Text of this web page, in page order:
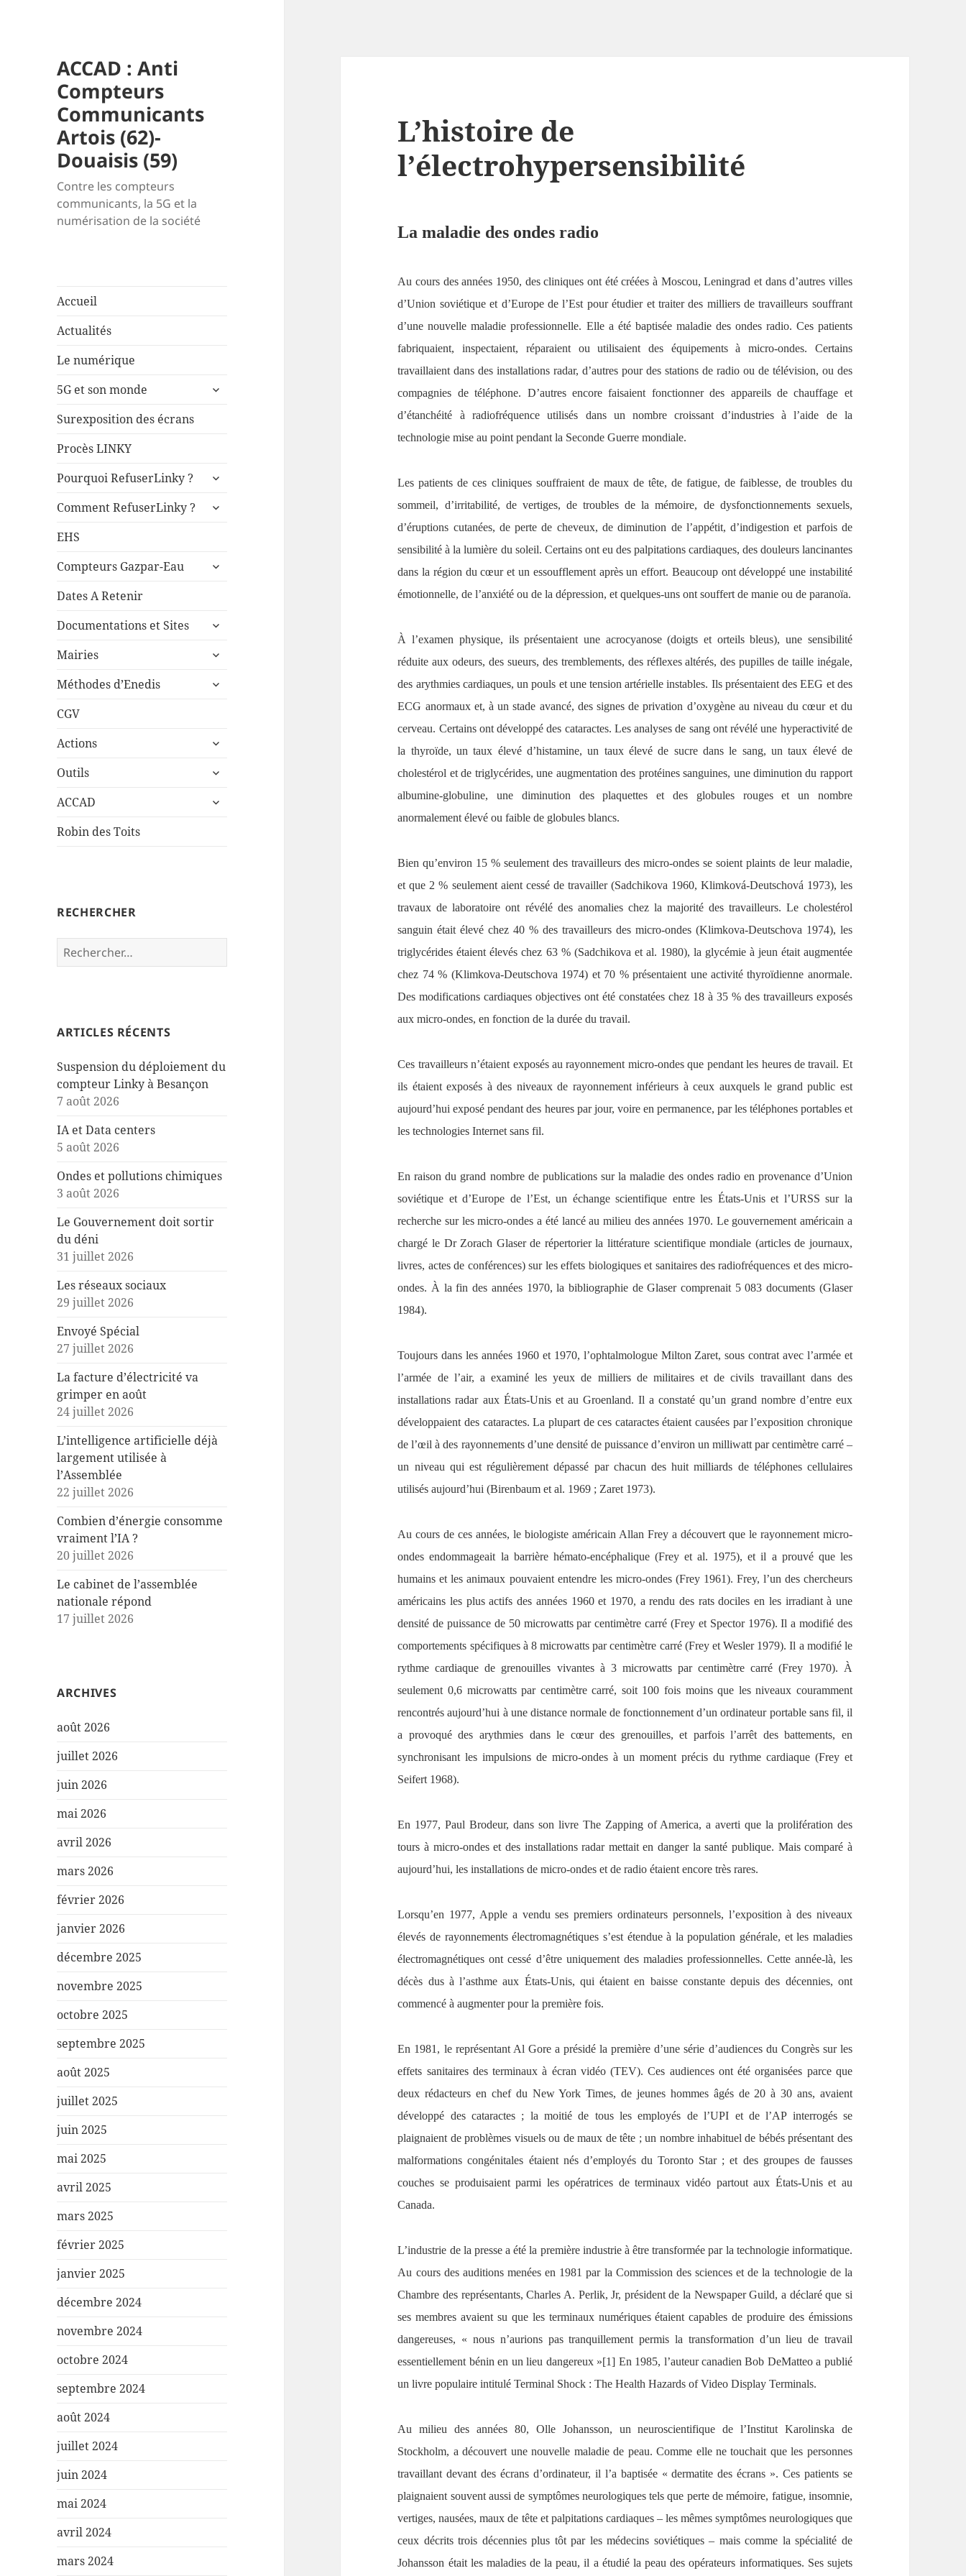
ACCAD : Anti
Compteurs
Communicants
Artois (62)-
Douaisis (59)
Contre les compteurs
communicants, la 5G et la
numérisation de la société
Accueil
Actualités
Le numérique
5G et son monde
ouvrir
Surexposition des écrans
Procès LINKY
Pourquoi RefuserLinky ?
ouvrir
sous-
Comment RefuserLinky ?
ouvrir
EHS
Compteurs Gazpar-Eau
ouvrir
Dates A Retenir
Documentations et Sites
ouvrir
sous-
Mairies
ouvrir
sous-
Méthodes d’Enedis
ouvrir
CGV
Actions
ouvrir
sous-
Outils
ouvrir
sous-
ACCAD
ouvrir
Robin des Toits
RECHERCHER
Rechercher :
ARTICLES RÉCENTS
Suspension du déploiement du
compteur Linky à Besançon
7 août 2026
IA et Data centers
5 août 2026
Ondes et pollutions chimiques
3 août 2026
Le Gouvernement doit sortir
du déni
31 juillet 2026
Les réseaux sociaux
29 juillet 2026
Envoyé Spécial
27 juillet 2026
La facture d’électricité va
grimper en août
24 juillet 2026
L’intelligence artificielle déjà
largement utilisée à
l’Assemblée
22 juillet 2026
Combien d’énergie consomme
vraiment l’IA ?
20 juillet 2026
Le cabinet de l’assemblée
nationale répond
17 juillet 2026
ARCHIVES
août 2026
juillet 2026
juin 2026
mai 2026
avril 2026
mars 2026
février 2026
janvier 2026
décembre 2025
novembre 2025
octobre 2025
septembre 2025
août 2025
juillet 2025
juin 2025
mai 2025
avril 2025
mars 2025
février 2025
janvier 2025
décembre 2024
novembre 2024
octobre 2024
septembre 2024
août 2024
juillet 2024
juin 2024
mai 2024
avril 2024
mars 2024
L’histoire de
l’électrohypersensibilité
La maladie des ondes radio
Au cours des années 1950, des cliniques ont été créées à Moscou, Leningrad et dans d’autres villes
d’Union soviétique et d’Europe de l’Est pour étudier et traiter des milliers de travailleurs souffrant
d’une nouvelle maladie professionnelle. Elle a été baptisée maladie des ondes radio. Ces patients
fabriquaient, inspectaient, réparaient ou utilisaient des équipements à micro-ondes. Certains
travaillaient dans des installations radar, d’autres pour des stations de radio ou de télévision, ou des
compagnies de téléphone. D’autres encore faisaient fonctionner des appareils de chauffage et
d’étanchéité à radiofréquence utilisés dans un nombre croissant d’industries à l’aide de la
technologie mise au point pendant la Seconde Guerre mondiale.
Les patients de ces cliniques souffraient de maux de tête, de fatigue, de faiblesse, de troubles du
sommeil, d’irritabilité, de vertiges, de troubles de la mémoire, de dysfonctionnements sexuels,
d’éruptions cutanées, de perte de cheveux, de diminution de l’appétit, d’indigestion et parfois de
sensibilité à la lumière du soleil. Certains ont eu des palpitations cardiaques, des douleurs lancinantes
dans la région du cœur et un essoufflement après un effort. Beaucoup ont développé une instabilité
émotionnelle, de l’anxiété ou de la dépression, et quelques-uns ont souffert de manie ou de paranoïa.
À l’examen physique, ils présentaient une acrocyanose (doigts et orteils bleus), une sensibilité
réduite aux odeurs, des sueurs, des tremblements, des réflexes altérés, des pupilles de taille inégale,
des arythmies cardiaques, un pouls et une tension artérielle instables. Ils présentaient des EEG et des
ECG anormaux et, à un stade avancé, des signes de privation d’oxygène au niveau du cœur et du
cerveau. Certains ont développé des cataractes. Les analyses de sang ont révélé une hyperactivité de
la thyroïde, un taux élevé d’histamine, un taux élevé de sucre dans le sang, un taux élevé de
cholestérol et de triglycérides, une augmentation des protéines sanguines, une diminution du rapport
albumine-globuline, une diminution des plaquettes et des globules rouges et un nombre
anormalement élevé ou faible de globules blancs.
Bien qu’environ 15 % seulement des travailleurs des micro-ondes se soient plaints de leur maladie,
et que 2 % seulement aient cessé de travailler (Sadchikova 1960, Klimková-Deutschová 1973), les
travaux de laboratoire ont révélé des anomalies chez la majorité des travailleurs. Le cholestérol
sanguin était élevé chez 40 % des travailleurs des micro-ondes (Klimkova-Deutschova 1974), les
triglycérides étaient élevés chez 63 % (Sadchikova et al. 1980), la glycémie à jeun était augmentée
chez 74 % (Klimkova-Deutschova 1974) et 70 % présentaient une activité thyroïdienne anormale.
Des modifications cardiaques objectives ont été constatées chez 18 à 35 % des travailleurs exposés
aux micro-ondes, en fonction de la durée du travail.
Ces travailleurs n’étaient exposés au rayonnement micro-ondes que pendant les heures de travail. Et
ils étaient exposés à des niveaux de rayonnement inférieurs à ceux auxquels le grand public est
aujourd’hui exposé pendant des heures par jour, voire en permanence, par les téléphones portables et
les technologies Internet sans fil.
En raison du grand nombre de publications sur la maladie des ondes radio en provenance d’Union
soviétique et d’Europe de l’Est, un échange scientifique entre les États-Unis et l’URSS sur la
recherche sur les micro-ondes a été lancé au milieu des années 1970. Le gouvernement américain a
chargé le Dr Zorach Glaser de répertorier la littérature scientifique mondiale (articles de journaux,
livres, actes de conférences) sur les effets biologiques et sanitaires des radiofréquences et des micro-
ondes. À la fin des années 1970, la bibliographie de Glaser comprenait 5 083 documents (Glaser
1984).
Toujours dans les années 1960 et 1970, l’ophtalmologue Milton Zaret, sous contrat avec l’armée et
l’armée de l’air, a examiné les yeux de milliers de militaires et de civils travaillant dans des
installations radar aux États-Unis et au Groenland. Il a constaté qu’un grand nombre d’entre eux
développaient des cataractes. La plupart de ces cataractes étaient causées par l’exposition chronique
de l’œil à des rayonnements d’une densité de puissance d’environ un milliwatt par centimètre carré –
un niveau qui est régulièrement dépassé par chacun des huit milliards de téléphones cellulaires
utilisés aujourd’hui (Birenbaum et al. 1969 ; Zaret 1973).
Au cours de ces années, le biologiste américain Allan Frey a découvert que le rayonnement micro-
ondes endommageait la barrière hémato-encéphalique (Frey et al. 1975), et il a prouvé que les
humains et les animaux pouvaient entendre les micro-ondes (Frey 1961). Frey, l’un des chercheurs
américains les plus actifs des années 1960 et 1970, a rendu des rats dociles en les irradiant à une
densité de puissance de 50 microwatts par centimètre carré (Frey et Spector 1976). Il a modifié des
comportements spécifiques à 8 microwatts par centimètre carré (Frey et Wesler 1979). Il a modifié le
rythme cardiaque de grenouilles vivantes à 3 microwatts par centimètre carré (Frey 1970). À
seulement 0,6 microwatts par centimètre carré, soit 100 fois moins que les niveaux couramment
rencontrés aujourd’hui à une distance normale de fonctionnement d’un ordinateur portable sans fil, il
a provoqué des arythmies dans le cœur des grenouilles, et parfois l’arrêt des battements, en
synchronisant les impulsions de micro-ondes à un moment précis du rythme cardiaque (Frey et
Seifert 1968).
En 1977, Paul Brodeur, dans son livre The Zapping of America, a averti que la prolifération des
tours à micro-ondes et des installations radar mettait en danger la santé publique. Mais comparé à
aujourd’hui, les installations de micro-ondes et de radio étaient encore très rares.
Lorsqu’en 1977, Apple a vendu ses premiers ordinateurs personnels, l’exposition à des niveaux
élevés de rayonnements électromagnétiques s’est étendue à la population générale, et les maladies
électromagnétiques ont cessé d’être uniquement des maladies professionnelles. Cette année-là, les
décès dus à l’asthme aux États-Unis, qui étaient en baisse constante depuis des décennies, ont
commencé à augmenter pour la première fois.
En 1981, le représentant Al Gore a présidé la première d’une série d’audiences du Congrès sur les
effets sanitaires des terminaux à écran vidéo (TEV). Ces audiences ont été organisées parce que
deux rédacteurs en chef du New York Times, de jeunes hommes âgés de 20 à 30 ans, avaient
développé des cataractes ; la moitié de tous les employés de l’UPI et de l’AP interrogés se
plaignaient de problèmes visuels ou de maux de tête ; un nombre inhabituel de bébés présentant des
malformations congénitales étaient nés d’employés du Toronto Star ; et des groupes de fausses
couches se produisaient parmi les opératrices de terminaux vidéo partout aux États-Unis et au
Canada.
L’industrie de la presse a été la première industrie à être transformée par la technologie informatique.
Au cours des auditions menées en 1981 par la Commission des sciences et de la technologie de la
Chambre des représentants, Charles A. Perlik, Jr, président de la Newspaper Guild, a déclaré que si
ses membres avaient su que les terminaux numériques étaient capables de produire des émissions
dangereuses, « nous n’aurions pas tranquillement permis la transformation d’un lieu de travail
essentiellement bénin en un lieu dangereux »[1] En 1985, l’auteur canadien Bob DeMatteo a publié
un livre populaire intitulé Terminal Shock : The Health Hazards of Video Display Terminals.
Au milieu des années 80, Olle Johansson, un neuroscientifique de l’Institut Karolinska de
Stockholm, a découvert une nouvelle maladie de peau. Comme elle ne touchait que les personnes
travaillant devant des écrans d’ordinateur, il l’a baptisée « dermatite des écrans ». Ces patients se
plaignaient souvent aussi de symptômes neurologiques tels que perte de mémoire, fatigue, insomnie,
vertiges, nausées, maux de tête et palpitations cardiaques – les mêmes symptômes neurologiques que
ceux décrits trois décennies plus tôt par les médecins soviétiques – mais comme la spécialité de
Johansson était les maladies de la peau, il a étudié la peau des opérateurs informatiques. Ses sujets